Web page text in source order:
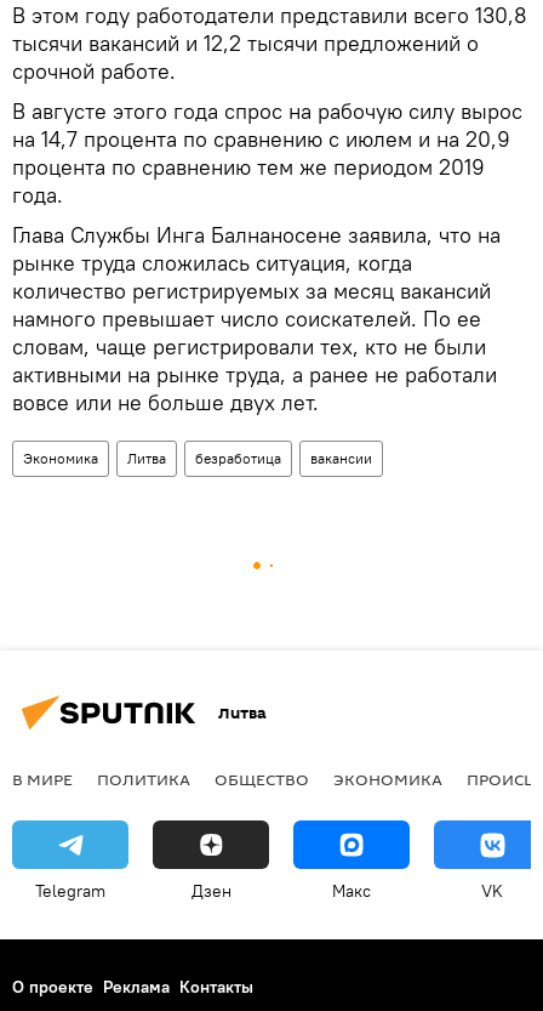
В этом году работодатели представили всего 130,8
тысячи вакансий и 12,2 тысячи предложений о
срочной работе.
В августе этого года спрос на рабочую силу вырос
на 14,7 процента по сравнению с июлем и на 20,9
процента по сравнению тем же периодом 2019
года.
Глава Службы Инга Балнаносене заявила, что на
рынке труда сложилась ситуация, когда
количество регистрируемых за месяц вакансий
намного превышает число соискателей. По ее
словам, чаще регистрировали тех, кто не были
активными на рынке труда, а ранее не работали
вовсе или не больше двух лет.
Экономика Литва безработица вакансии
Литва
В МИРЕ ПОЛИТИКА ОБЩЕСТВО ЭКОНОМИКА
Telegram Дзен Макс VK
О проекте Реклама Контакты